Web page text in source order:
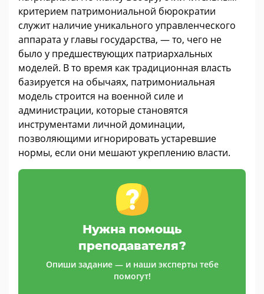
критерием патримониальной бюрократии
служит наличие уникального управленческого
аппарата у главы государства, — то, чего не
было у предшествующих патриархальных
моделей. В то время как традиционная власть
базируется на обычаях, патримониальная
модель строится на военной силе и
администрации, которые становятся
инструментами личной доминации,
позволяющими игнорировать устаревшие
нормы, если они мешают укреплению власти.
Нужна помощь
преподавателя?
Опиши задание — и наши эксперты тебе
помогут!